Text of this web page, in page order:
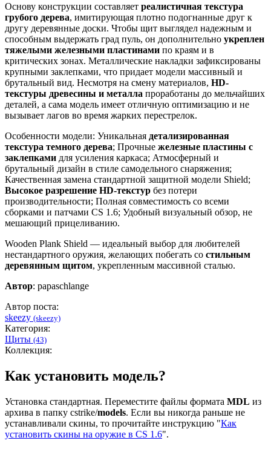
Основу конструкции составляет реалистичная текстура
грубого дерева, имитирующая плотно подогнанные друг к
другу деревянные доски. Чтобы щит выглядел надежным и
способным выдержать град пуль, он дополнительно укреплен
тяжелыми железными пластинами по краям и в
критических зонах. Металлические накладки зафиксированы
крупными заклепками, что придает модели массивный и
брутальный вид. Несмотря на смену материалов, HD-
текстуры древесины и металла проработаны до мельчайших
деталей, а сама модель имеет отличную оптимизацию и не
вызывает лагов во время жарких перестрелок.
Особенности модели: Уникальная детализированная
текстура темного дерева; Прочные железные пластины с
заклепками для усиления каркаса; Атмосферный и
брутальный дизайн в стиле самодельного снаряжения;
Качественная замена стандартной защитной модели Shield;
Высокое разрешение HD-текстур без потери
производительности; Полная совместимость со всеми
сборками и патчами CS 1.6; Удобный визуальный обзор, не
мешающий прицеливанию.
Wooden Plank Shield — идеальный выбор для любителей
нестандартного оружия, желающих побегать со стильным
деревянным щитом, укрепленным массивной сталью.
Автор: papaschlange
Автор поста:
skeezy (skeezy)
Категория:
Щиты (43)
Коллекция:
Как установить модель?
Установка стандартная. Переместите файлы формата MDL из
архива в папку cstrike/models. Если вы никогда раньше не
устанавливали скины, то прочитайте инструкцию "Как
установить скины на оружие в CS 1.6".